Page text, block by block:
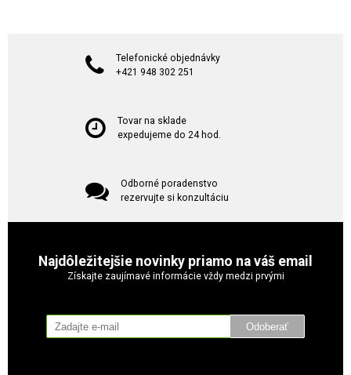
Telefonické objednávky
+421 948 302 251
Tovar na sklade
expedujeme do 24 hod.
Odborné poradenstvo
rezervujte si konzultáciu
Najdôležitejšie novinky priamo na váš email
Získajte zaujímavé informácie vždy medzi prvými
Odoberať